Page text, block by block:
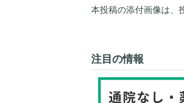
本投稿の添付画像は、
注目の情報